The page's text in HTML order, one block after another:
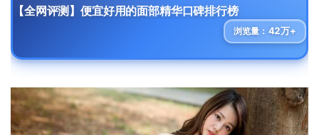
【全网评测】便宜好用的面部精华口碑排行榜
浏览量： 42万+